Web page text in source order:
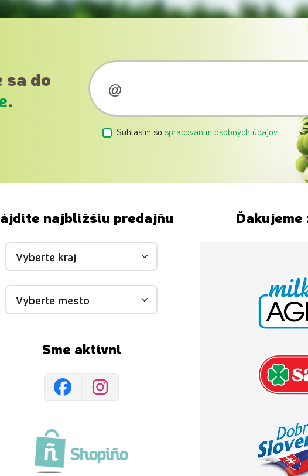
sa do
.
Súhlasím so spracovaním osobných údajov
najbližšiu predajňu
Sme aktívni
Ďakujeme